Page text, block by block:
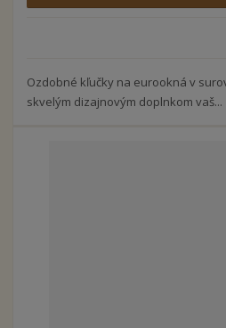
Ozdobné kľučky na eurookná v
skvelým dizajnovým doplnkom vaš...